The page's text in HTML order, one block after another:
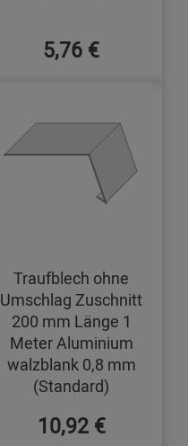
5,76 €
Traufblech ohne
Umschlag Zuschnitt
200 mm Länge 1
Meter Aluminium
walzblank 0,8 mm
(Standard)
10,92 €